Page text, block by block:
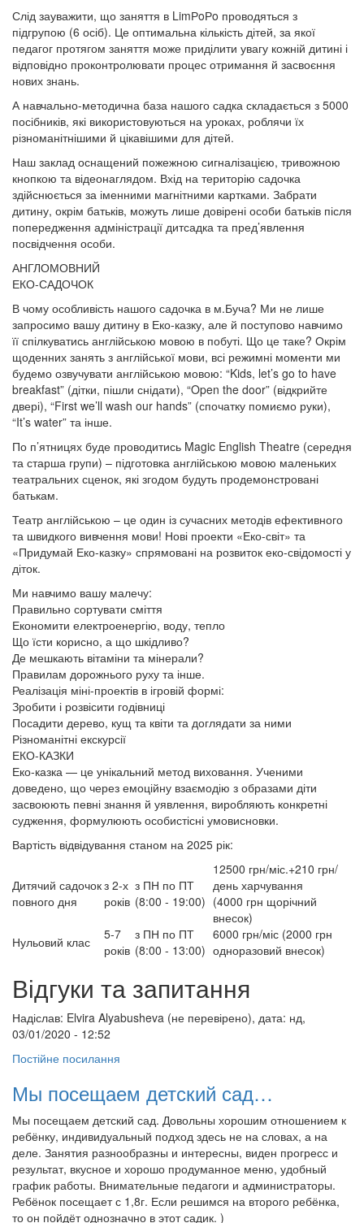
Слід зауважити, що заняття в LimРoРo проводяться з
підгрупою (6 осіб). Це оптимальна кількість дітей, за якої
педагог протягом заняття може приділити увагу кожній дитині і
відповідно проконтролювати процес отримання й засвоєння
нових знань.
А навчально-методична база нашого садка складається з 5000
посібників, які використовуються на уроках, роблячи їх
різноманітнішими й цікавішими для дітей.
Наш заклад оснащений пожежною сигналізацією, тривожною
кнопкою та відеонаглядом. Вхід на територію садочка
здійснюється за іменними магнітними картками. Забрати
дитину, окрім батьків, можуть лише довірені особи батьків після
попередження адміністрації дитсадка та пред’явлення
посвідчення особи.
АНГЛОМОВНИЙ
ЕКО-САДОЧОК
В чому особливість нашого садочка в м.Буча? Ми не лише
запросимо вашу дитину в Еко-казку, але й поступово навчимо
її спілкуватись англійською мовою в побуті. Що це таке? Окрім
щоденних занять з англійської мови, всі режимні моменти ми
будемо озвучувати англійською мовою: “Kids, let’s go to have
breakfast” (дітки, пішли снідати), “Open the door” (відкрийте
двері), “First we’ll wash our hands” (спочатку помиємо руки),
“It’s water” та інше.
По п’ятницях буде проводитись Magic English Theatre (середня
та старша групи) – підготовка англійською мовою маленьких
театральних сценок, які згодом будуть продемонстровані
батькам.
Театр англійською – це один із сучасних методів ефективного
та швидкого вивчення мови! Нові проекти «Еко-світ» та
«Придумай Еко-казку» спрямовані на розвиток еко-свідомості у
діток.
Ми навчимо вашу малечу:
Правильно сортувати сміття
Економити електроенергію, воду, тепло
Що їсти корисно, а що шкідливо?
Де мешкають вітаміни та мінерали?
Правилам дорожнього руху та інше.
Реалізація міні-проектів в ігровій формі:
Зробити і розвісити годівниці
Посадити дерево, кущ та квіти та доглядати за ними
Різноманітні екскурсії
ЕКО-КАЗКИ
Еко-казка — це унікальний метод виховання. Ученими
доведено, що через емоційну взаємодію з образами діти
засвоюють певні знання й уявлення, виробляють конкретні
судження, формулюють особистісні умовисновки.
Вартість відвідування станом на 2025 рік:
Дитячий садочок
повного дня
з 2-х
років
з ПН по ПТ
(8:00 - 19:00)
12500 грн/міс.+210 грн/
день харчування
(4000 грн щорічний
внесок)
Нульовий клас
5-7
років
з ПН по ПТ
(8:00 - 13:00)
6000 грн/міс (2000 грн
одноразовий внесок)
Відгуки та запитання
Надіслав: Elvira Alyabusheva (не перевірено), дата: нд,
03/01/2020 - 12:52
Постійне посилання
Мы посещаем детский сад…
Мы посещаем детский сад. Довольны хорошим отношением к
ребёнку, индивидуальный подход здесь не на словах, а на
деле. Занятия разнообразны и интересны, виден прогресс и
результат, вкусное и хорошо продуманное меню, удобный
график работы. Внимательные педагоги и администраторы.
Ребёнок посещает с 1,8г. Если решимся на второго ребёнка,
то он пойдёт однозначно в этот садик. )